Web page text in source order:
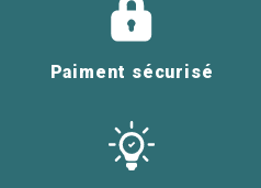
Paiment sécurisé